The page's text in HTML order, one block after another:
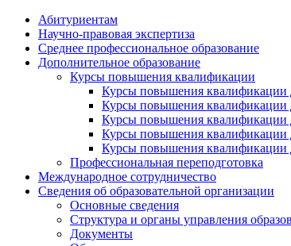
Абитуриентам
Научно-правовая экспертиза
Cреднее профессиональное образование
Дополнительное образование
Курсы повышения квалификации
Курсы повышения квалификации
Курсы повышения квалификации
Курсы повышения квалификации
Курсы повышения квалификации
Курсы повышения квалификации
Профессиональная переподготовка
Международное сотрудничество
Сведения об образовательной организации
Основные сведения
Структура и органы управления
Документы